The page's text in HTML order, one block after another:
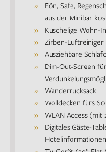
Fön, Safe,
aus der Minibar
Kuschelige Wohn-
Zirben-Luftreiniger
Ausziehbare
Dim-Out-Screen
Wanderrucksack
Wolldecken fürs
WLAN Access
Digitales Gäste-
Hotelinformationen